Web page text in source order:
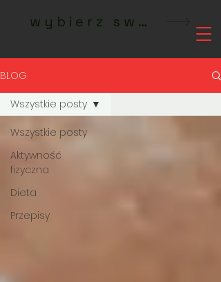
wybierz swoje studio MeetFit
BLOG
Wszystkie posty
Aktywność
fizyczna
Dieta
Przepisy
Wszystkie posty